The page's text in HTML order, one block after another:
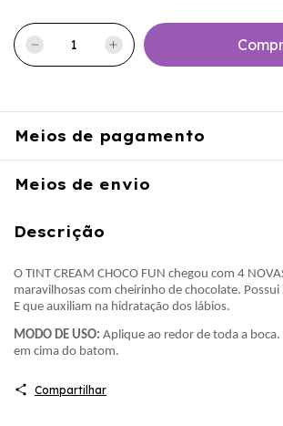
Meios de pagamento
Meios de envio
Descrição
O TINT CREAM CHOCO FUN chegou com 4
maravilhosas com cheirinho de chocolate.
E que auxiliam na hidratação dos lábios.
MODO DE USO: Aplique ao redor de toda a boca.
em cima do batom.
Compartilhar